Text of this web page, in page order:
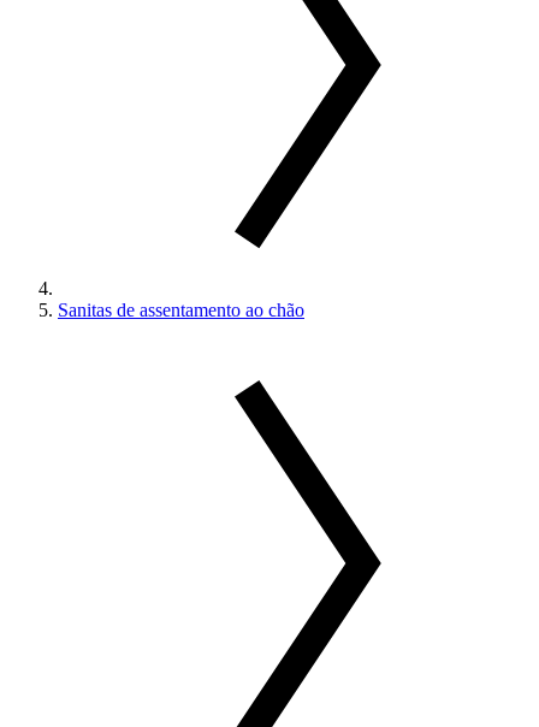
Sanitas de assentamento ao chão